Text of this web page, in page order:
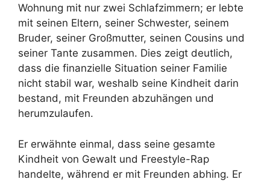
Wohnung mit nur zwei Schlafzimmern; er lebte
mit seinen Eltern, seiner Schwester, seinem
Bruder, seiner Großmutter, seinen Cousins ​​und
seiner Tante zusammen. Dies zeigt deutlich,
dass die finanzielle Situation seiner Familie
nicht stabil war, weshalb seine Kindheit darin
bestand, mit Freunden abzuhängen und
herumzulaufen.
Er erwähnte einmal, dass seine gesamte
Kindheit von Gewalt und Freestyle-Rap
handelte, während er mit Freunden abhing. Er